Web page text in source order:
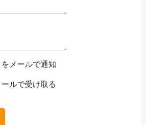
メールで通知
ルで受け取る